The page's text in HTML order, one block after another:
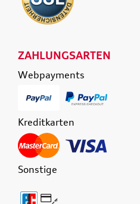
ZAHLUNGSARTEN
Webpayments
Kreditkarten
Sonstige